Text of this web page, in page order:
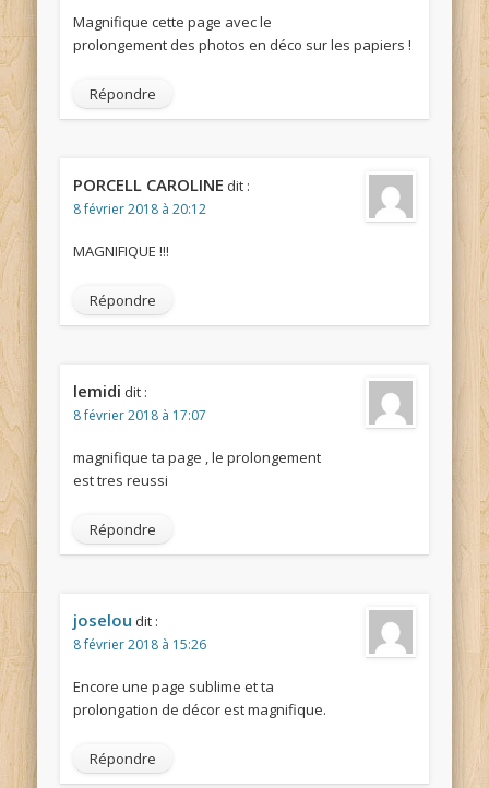
Magnifique cette page avec le
prolongement des photos en déco sur les papiers !
Répondre
PORCELL CAROLINE dit :
8 février 2018 à 20:12
MAGNIFIQUE !!!
Répondre
lemidi dit :
8 février 2018 à 17:07
magnifique ta page , le prolongement
est tres reussi
Répondre
joselou dit :
8 février 2018 à 15:26
Encore une page sublime et ta
prolongation de décor est magnifique.
Répondre